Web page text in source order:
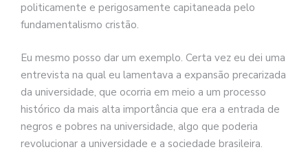
politicamente e perigosamente capitaneada pelo
fundamentalismo cristão.
Eu mesmo posso dar um exemplo. Certa vez eu dei uma
entrevista na qual eu lamentava a expansão precarizada
da universidade, que ocorria em meio a um processo
histórico da mais alta importância que era a entrada de
negros e pobres na universidade, algo que poderia
revolucionar a universidade e a sociedade brasileira.